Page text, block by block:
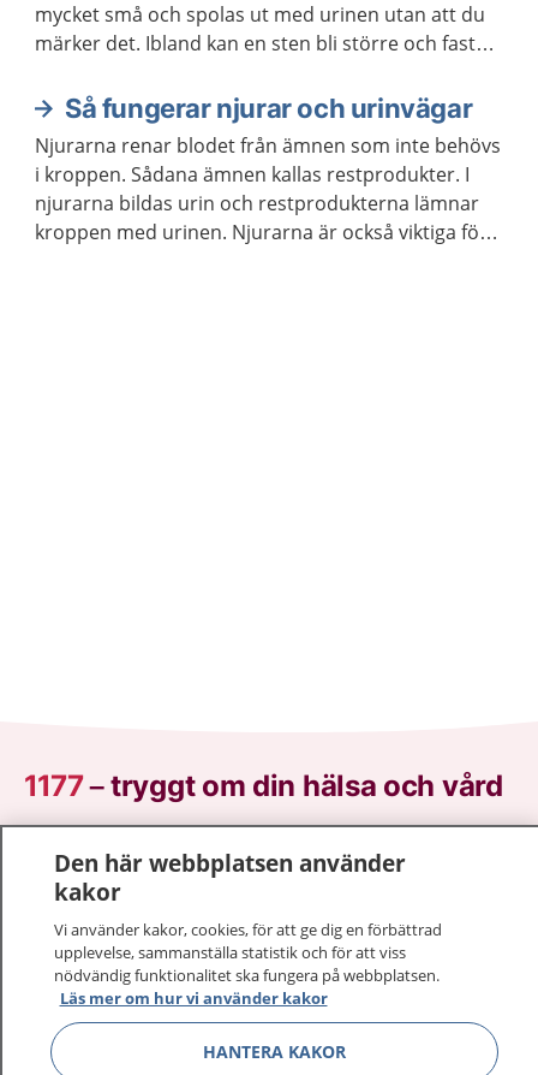
mycket små och spolas ut med urinen utan att du
märker det. Ibland kan en sten bli större och fastna
eller i ryggen, så kallat njurstensanfall. Ibland
behövs behandling på sjukhus för att få ut stenen.
Så fungerar njurar och urinvägar
Njurarna renar blodet från ämnen som inte behövs
i kroppen. Sådana ämnen kallas restprodukter. I
njurarna bildas urin och restprodukterna lämnar
kroppen med urinen. Njurarna är också viktiga för
1177–tryggt om din hälsa och vård
sjukdomar och vilka mottagningar du kan kontakta.
Logga in för att läsa din journal och göra dina
vårdärenden. Ring telefonnummer 1177 för
sjukvårdsrådgivning dygnet runt.
1177 ger dig råd när du vill må bättre.
Den här webbplatsen använder
kakor
Vi använder kakor, cookies, för att ge dig en förbättrad
upplevelse, sammanställa statistik och för att viss
nödvändig funktionalitet ska fungera på webbplatsen.
Läs mer om hur vi använder kakor
HANTERA KAKOR